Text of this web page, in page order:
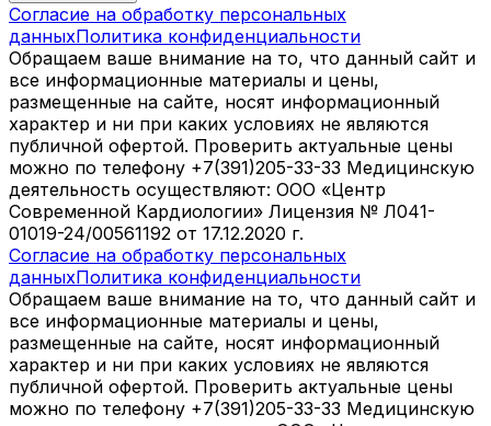
Согласие на обработку персональных
данныхПолитика конфиденциальности
Обращаем ваше внимание на то, что данный сайт и
все информационные материалы и цены,
размещенные на сайте, носят информационный
характер и ни при каких условиях не являются
публичной офертой. Проверить актуальные цены
можно по телефону +7(391)205-33-33 Медицинскую
деятельность осуществляют: ООО «Центр
Современной Кардиологии» Лицензия № Л041-
01019-24/00561192 от 17.12.2020 г.
Согласие на обработку персональных
данныхПолитика конфиденциальности
Обращаем ваше внимание на то, что данный сайт и
все информационные материалы и цены,
размещенные на сайте, носят информационный
характер и ни при каких условиях не являются
публичной офертой. Проверить актуальные цены
можно по телефону +7(391)205-33-33 Медицинскую